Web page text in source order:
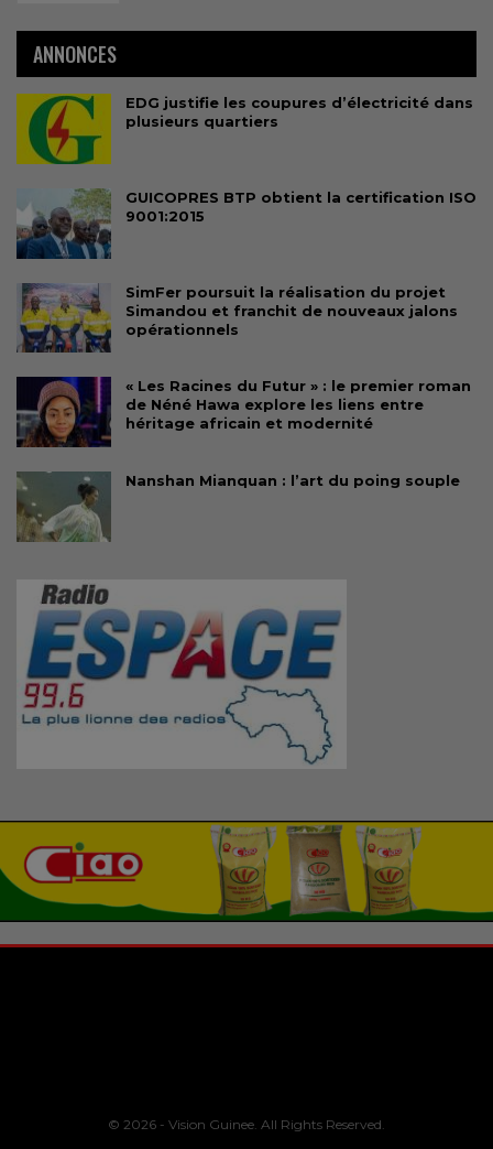
ANNONCES
EDG justifie les coupures d’électricité dans
plusieurs quartiers
GUICOPRES BTP obtient la certification ISO
9001:2015
SimFer poursuit la réalisation du projet
Simandou et franchit de nouveaux jalons
opérationnels
« Les Racines du Futur » : le premier roman
de Néné Hawa explore les liens entre
héritage africain et modernité
Nanshan Mianquan : l’art du poing souple
© 2026 - Vision Guinee. All Rights Reserved.